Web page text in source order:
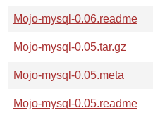
Mojo-mysql-0.06.readme
Mojo-mysql-0.05.tar.gz
Mojo-mysql-0.05.meta
Mojo-mysql-0.05.readme